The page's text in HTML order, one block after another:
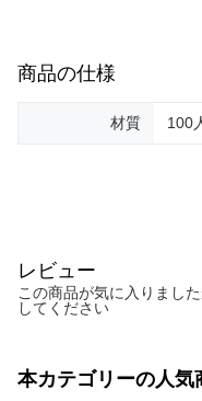
商品の仕様
材質 100
レビュー
この商品が気に入りまし
してください
本カテゴリーの人気